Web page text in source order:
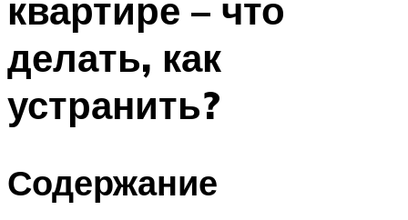
квартире – что
делать, как
устранить?
Содержание